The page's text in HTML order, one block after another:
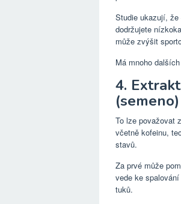
Studie ukazují,
dodržujete
může zvýšit
Má mnoho
4.
To lze považovat
včetně kofeinu,
stavů.
Za prvé může
vede ke
tuků.